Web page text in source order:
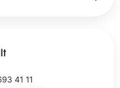
41 11